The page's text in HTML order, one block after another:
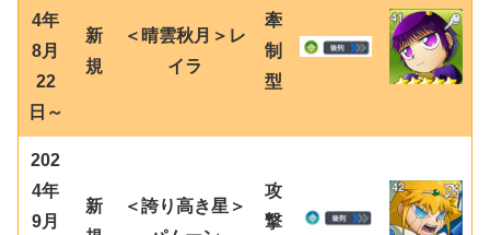
4年
8月
22
日～
新
規
＜晴雲秋月＞レ
イラ
牽
制
型
202
4年
9月
新
＜誇り高き星＞
攻
撃